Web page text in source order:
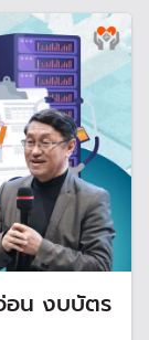
บิกจ่ายให้มี
อน งบบัตร